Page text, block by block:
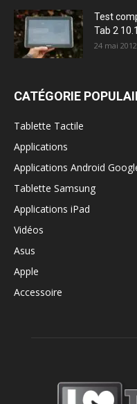
Test
Tab 2 10.1
24 mai 2012
CATÉGORIE
Tablette Tactile
Applications
Applications Android
Tablette Samsung
Applications iPad
Vidéos
Asus
Apple
Accessoire